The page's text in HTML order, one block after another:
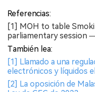
Referencias:
[1] MOH to table
parliamentary session
También lea:
[1] Llamado a una
electrónicos y líquidos
[2] La oposición de